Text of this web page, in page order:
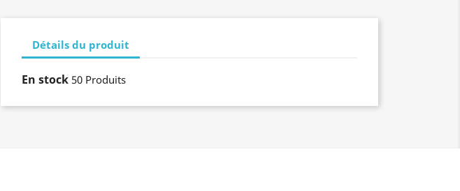
Détails du produit
En stock 50 Produits